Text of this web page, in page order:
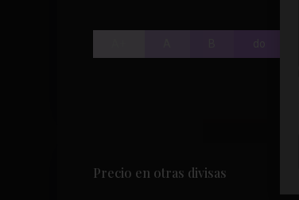
Precio en otras divisas